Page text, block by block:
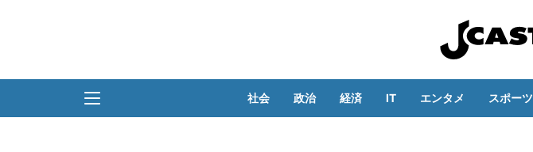
社会 政治 経済 IT エンタメ スポーツ